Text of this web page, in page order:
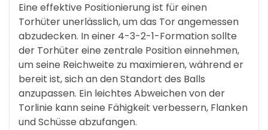
Eine effektive Positionierung ist für einen
Torhüter unerlässlich, um das Tor angemessen
abzudecken. In einer 4-3-2-1-Formation sollte
der Torhüter eine zentrale Position einnehmen,
um seine Reichweite zu maximieren, während er
bereit ist, sich an den Standort des Balls
anzupassen. Ein leichtes Abweichen von der
Torlinie kann seine Fähigkeit verbessern, Flanken
und Schüsse abzufangen.